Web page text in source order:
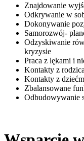
Znajdowanie
Odkrywanie w
Dokonywanie
Samorozwój-
Odzyskiwanie
kryzysie
Praca z lękami i
Kontakty z
Kontakty z
Zbalansowane
Odbudowywanie